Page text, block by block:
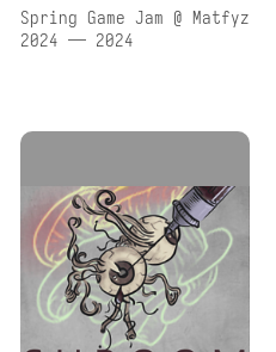
Spring Game Jam @ Matfyz
2024 — 2024